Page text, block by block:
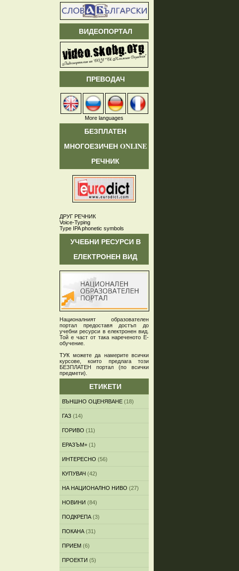
ВИДЕОПОРТАЛ
ПРЕВОДАЧ
More languages
БЕЗПЛАТЕН
МНОГОЕЗИЧЕН ONLINE
РЕЧНИК
ДРУГ РЕЧНИК
Voice-Typing
Type IPA phonetic symbols
УЧЕБНИ РЕСУРСИ В
ЕЛЕКТРОНЕН ВИД
Националният образователен
портал предоставя достъп до
учебни ресурси в електронен вид.
Той е част от така нареченото Е-
обучение.
ТУКможете да намерите всички
курсове, които предлага този
БЕЗПЛАТЕН портал (по всички
предмети).
ЕТИКЕТИ
ВЪНШНО ОЦЕНЯВАНЕ (18)
ГАЗ (14)
ГОРИВО (11)
ЕРАЗЪМ+ (1)
ИНТЕРЕСНО (56)
КУПУВАЧ (42)
НА НАЦИОНАЛНО НИВО (27)
НОВИНИ (84)
ПОДКРЕПА (3)
ПОКАНА (31)
ПРИЕМ (6)
ПРОЕКТИ (5)